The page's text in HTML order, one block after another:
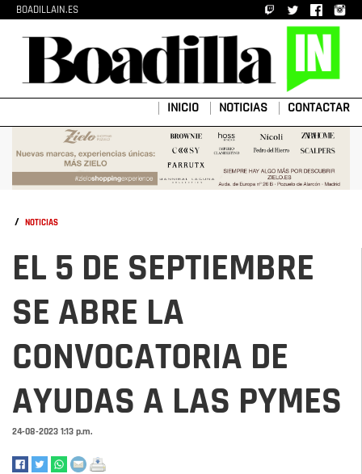
BOADILLAIN.ES
INICIO NOTICIAS CONTACTAR
/ NOTICIAS
EL 5 DE SEPTIEMBRE
SE ABRE LA
CONVOCATORIA DE
AYUDAS A LAS PYMES
24-08-2023 1:13 p.m.